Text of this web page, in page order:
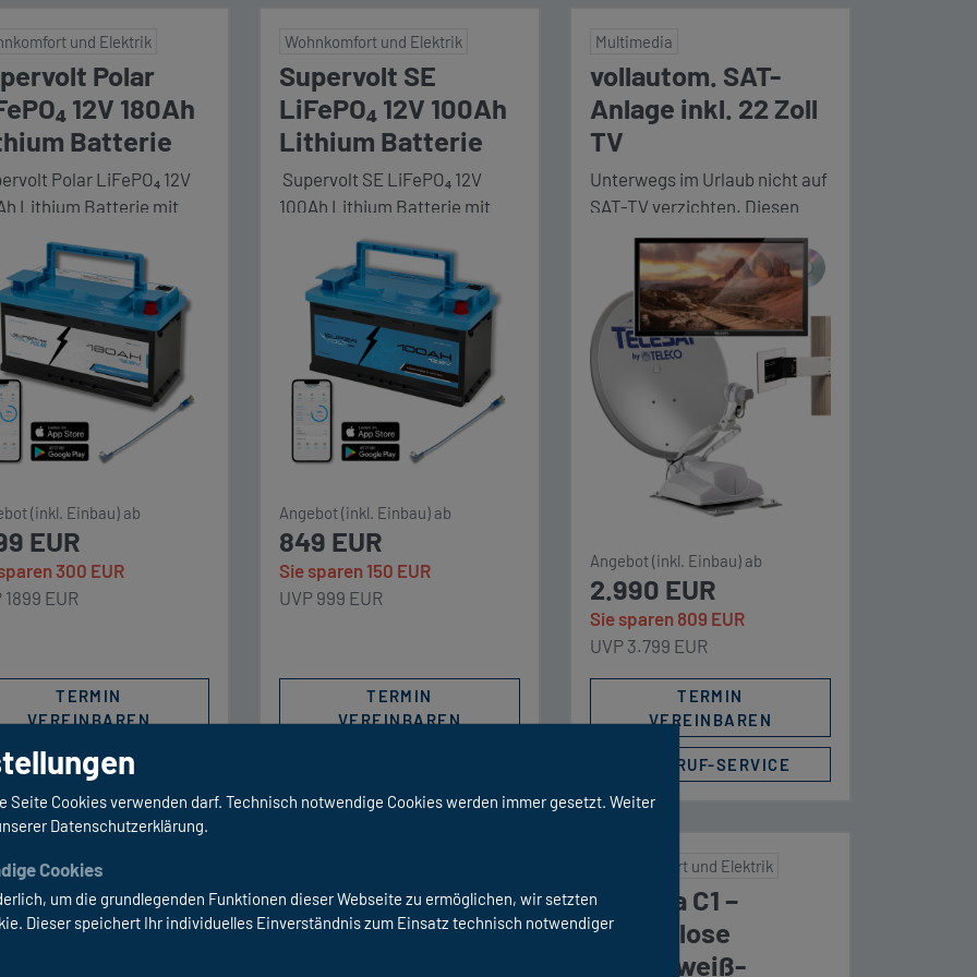
und Elektrik
Polar
12V 180Ah
Batterie
Polar LiFePO₄ 12V
Lithium Batterie mit
Heizung bis -30°C und
Überwachung.
zyklenfest mit über
Zyklen bei 90%
(DoD). Maße
353 x 175 x 190 mm
Komplettpaket Die
im Überblick:
Sicheres Laden bis
dank integrierter
Konstante
160 A
Aufgrund der
(inkl. Einbau) ab
EUR
300 EUR
1899 EUR
TERMIN
VEREINBAREN
RÜCKRUF-SERVICE
Wohnkomfort und Elektrik
Supervolt SE
LiFePO₄ 12V 100Ah
Lithium Batterie
Supervolt SE LiFePO₄ 12V
100Ah Lithium Batterie mit
BMS und Bluetooth
Überwachung. Extrem
zyklenfest mit über 3000
Zyklen bei 90%
Entladungstiefe (DoD). Maße
(LxBxH) 353 x 175 x 190 mm
Unser Komplettpaket Die
Vorteile im Überblick:
Dauerstrom (≈ 2 kW) und
250 A Spitzenstrom – ideal für
Wechselrichter,
Kaffeemaschinen und andere
Angebot (inkl. Einbau) ab
849 EUR
Sie sparen 150 EUR
UVP 999 EUR
TERMIN
VEREINBAREN
Multimedia
vollautom. SAT-
Anlage inkl. 22 Zoll
TV
Unterwegs im Urlaub nicht auf
SAT-TV verzichten. Diesen
Wunsch haben über 40% aller
Reisemobilfahrer. Wir erfüllen
diesen Wunsch hiermit explizit
für dein Wohnmobil. Die
speziell für mobiles Reisen
entwickelte vollautomatische
SAT Anlage TELECO Telesat
BT 65 Smart, erfüllt diese
speziellen Anforderungen. Sie
richtet sich vollautomatisch
aus und verfügt über
entsprechende Update
Funktion, […]
Angebot (inkl. Einbau) ab
2.990 EUR
Sie sparen 809 EUR
UVP 3.799 EUR
TERMIN
VEREINBAREN
RÜCKRUF-SERVICE
Dachantenne
Easy Net 45
Naviceiver-System
mit
Wohnkomfort und Elektrik
Clesana C1 –
wasserlose
Verschweiß-
Seite Cookies verwenden darf. Technisch notwendige Cookies werden immer gesetzt. Weiter
Datenschutzerklärung.
Cookies
um die grundlegenden Funktionen dieser Webseite zu ermöglichen, wir setzten
Dieser speichert Ihr individuelles Einverständnis zum Einsatz technisch notwendiger